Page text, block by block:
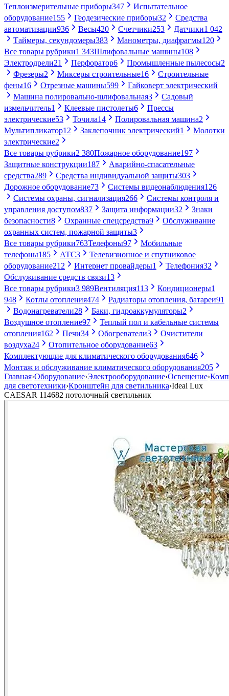
Теплоизмерительные приборы347
Испытательное
оборудование155 Геодезические приборы32
Средства
автоматизации936 Весы420 Счетчики253 Датчики1 042
Таймеры, секундомеры383 Манометры, диафрагмы120
Все товары рубрики1 343Шлифовальные машины108
Электродрели21 Перфоратор6 Промышленные пылесосы2
Фрезеры2 Миксеры строительные16
Строительные
фены16 Отрезные машины599
Гайковерт электрический
Машина полировально-шлифовальная3
Садовый
измельчитель1 Клеевые пистолеты6
Прессы
электрические53 Точила14 Полировальная машина2
Мультипликатор12 Заклепочник электрический1
Молотки
электрические2
Все товары рубрики2 380Пожарное оборудование197
Защитные конструкции187
Аварийно-спасательные
средства289 Средства индивидуальной защиты303
Дорожное оборудование73 Системы видеонаблюдения126
Системы охраны, сигнализация266
Системы контроля и
управления доступом837 Защита информации32
Знаки
безопасности8 Охранные спецсредства9
Обслуживание
охранных систем, пожарной защиты3
Все товары рубрики763Телефоны97
Мобильные
телефоны185 АТС3
Телевизионное и спутниковое
оборудование212 Интернет провайдеры1 Телефония32
Обслуживание средств связи13
Все товары рубрики3 989Вентиляция113 Кондиционеры1
948
Котлы отопления474 Радиаторы отопления, батареи91
Водонагреватели28 Баки, гидроаккумуляторы2
Воздушное отопление97
Теплый пол и кабельные системы
отопления162 Печи34 Обогреватели3
Очистители
воздуха24 Отопительное оборудование63
Комплектующие для климатического оборудования646
Монтаж и обслуживание климатического оборудования205
Главная›Оборудование›Электрооборудование›Освещение›
для светотехники›Кронштейн для светильника›Ideal Lux
CAESAR 114682 потолочный светильник